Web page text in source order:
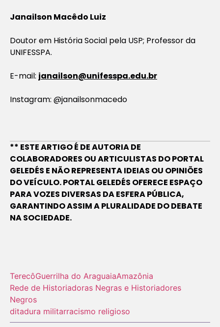
Janailson Macêdo Luiz
Doutor em História Social pela USP; Professor da
UNIFESSPA.
E-mail: janailson@unifesspa.edu.br
Instagram: @janailsonmacedo
** ESTE ARTIGO É DE AUTORIA DE
COLABORADORES OU ARTICULISTAS DO PORTAL
GELEDÉS E NÃO REPRESENTA IDEIAS OU OPINIÕES
DO VEÍCULO. PORTAL GELEDÉS OFERECE ESPAÇO
PARA VOZES DIVERSAS DA ESFERA PÚBLICA,
GARANTINDO ASSIM A PLURALIDADE DO DEBATE
NA SOCIEDADE.
TerecôGuerrilha do AraguaiaAmazônia
Rede de Historiadoras Negras e Historiadores
Negros
ditadura militarracismo religioso